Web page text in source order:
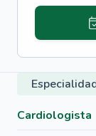
Cardiologista